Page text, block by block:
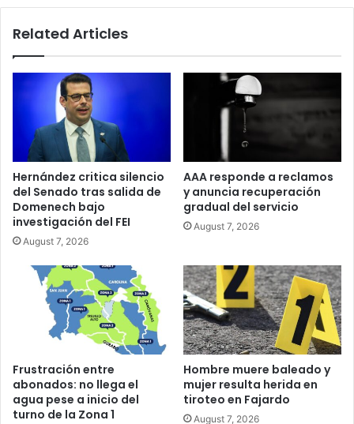
Related Articles
Hernández critica silencio
del Senado tras salida de
Domenech bajo
investigación del FEI
August 7, 2026
AAA responde a reclamos
y anuncia recuperación
gradual del servicio
August 7, 2026
Frustración entre
abonados: no llega el
agua pese a inicio del
turno de la Zona 1
Hombre muere baleado y
mujer resulta herida en
tiroteo en Fajardo
August 7, 2026